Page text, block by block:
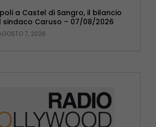
a Castel di Sangro, il bilancio
sindaco Caruso – 07/08/2026
7, 2026